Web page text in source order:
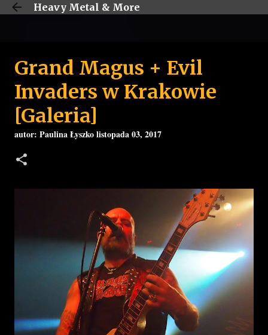
Przejdź do głównej zawartości
Heavy Metal & More
Grand Magus + Evil
Invaders w Krakowie
[Galeria]
autor: Paulina Łyszkolistopada 03, 2017